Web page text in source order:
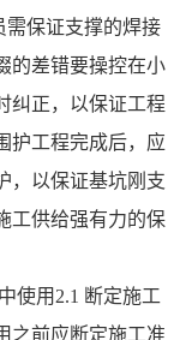
需保证支撑的焊接
的差错要操控在小
纠正，以保证工程
护工程完成后，应
，以保证基坑刚支
工供给强有力的保
使用2.1 断定施工
之前应断定施工准